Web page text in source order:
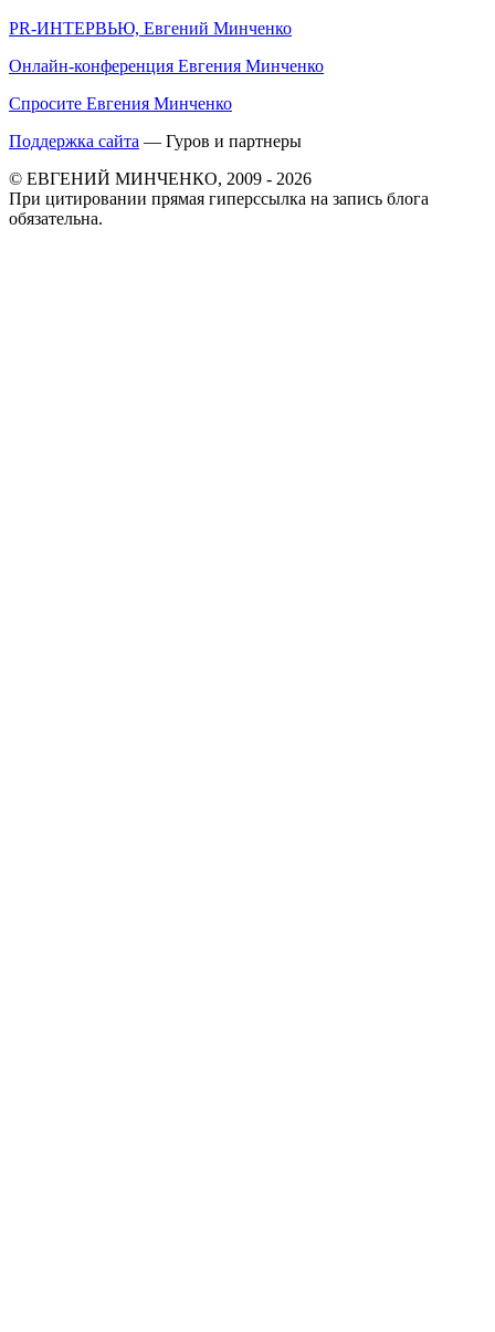
PR-ИНТЕРВЬЮ, Евгений Минченко
Онлайн-конференция Евгения Минченко
Спросите Евгения Минченко
Поддержка сайта — Гуров и партнеры
© ЕВГЕНИЙ МИНЧЕНКО, 2009 - 2026
При цитировании прямая гиперссылка на запись блога
обязательна.